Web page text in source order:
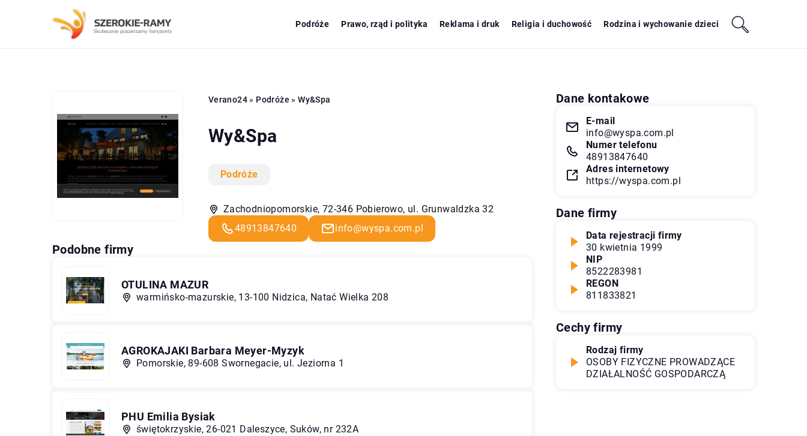
Podróże Prawo, rząd i polityka Reklama i druk Religia i duchowość Rodzina i wychowanie dzieci
Verano24» Podróże »Wy&Spa
Wy&Spa
Podróże
Zachodniopomorskie, 72-346 Pobierowo, ul. Grunwaldzka 32
48913847640
info@wyspa.com.pl
Podobne firmy
OTULINA MAZUR
warmińsko-mazurskie, 13-100 Nidzica, Natać Wielka 208
AGROKAJAKI Barbara Meyer-Myzyk
Pomorskie, 89-608 Swornegacie, ul. Jeziorna 1
PHU Emilia Bysiak
świętokrzyskie, 26-021 Daleszyce, Suków, nr 232A
Dane kontakowe
E-mail
info@wyspa.com.pl
Numer telefonu
48913847640
Adres internetowy
https://wyspa.com.pl
Dane firmy
Data rejestracji firmy
30 kwietnia 1999
NIP
8522283981
REGON
811833821
Cechy firmy
Rodzaj firmy
OSOBY FIZYCZNE PROWADZĄCE
DZIAŁALNOŚĆ GOSPODARCZĄ